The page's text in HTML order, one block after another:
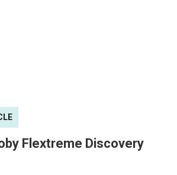
Flextreme Discovery